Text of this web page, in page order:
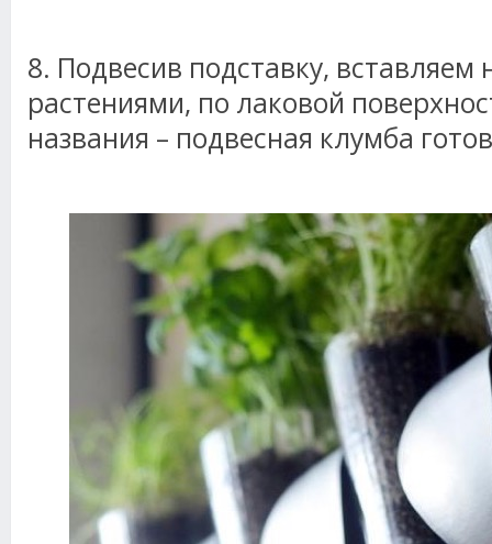
8. Подвесив подставку, вставляем
растениями, по лаковой
названия – подвесная клумба